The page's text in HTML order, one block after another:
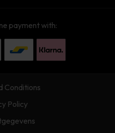
payment with:
Conditions
Policy